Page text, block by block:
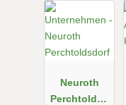
Neuroth
Perchtoldsd